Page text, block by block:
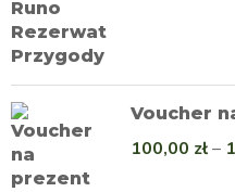
Voucher
100,00 zł–